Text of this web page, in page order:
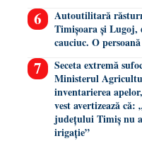
Autoutilitară
Timișoara și Lugoj,
cauciuc. O
Seceta extremă
Ministerul
inventarierea
vest avertizează
județului Timiș nu
irigație”